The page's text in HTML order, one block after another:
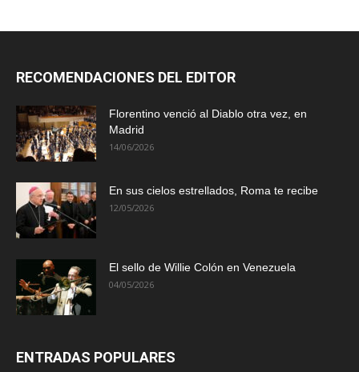
RECOMENDACIONES DEL EDITOR
Florentino venció al Diablo otra vez, en
Madrid
14/06/2026
En sus cielos estrellados, Roma te recibe
12/05/2026
El sello de Willie Colón en Venezuela
04/05/2026
ENTRADAS POPULARES